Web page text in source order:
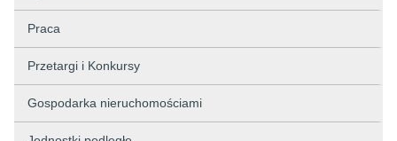
Praca
Przetargi i Konkursy
Gospodarka nieruchomościami